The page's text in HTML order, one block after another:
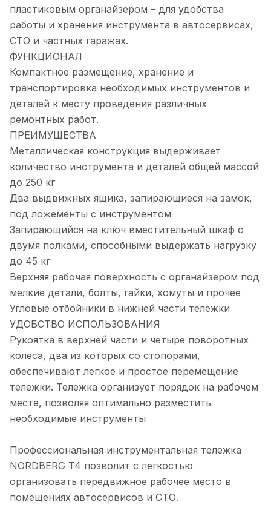
пластиковым органайзером – для удобства
работы и хранения инструмента в автосервисах,
СТО и частных гаражах.
ФУНКЦИОНАЛ
Компактное размещение, хранение и
транспортировка необходимых инструментов и
деталей к месту проведения различных
ремонтных работ.
ПРЕИМУЩЕСТВА
Металлическая конструкция выдерживает
количество инструмента и деталей общей массой
до 250 кг
Два выдвижных ящика, запирающиеся на замок,
под ложементы с инструментом
Запирающийся на ключ вместительный шкаф с
двумя полками, способными выдержать нагрузку
до 45 кг
Верхняя рабочая поверхность с органайзером под
мелкие детали, болты, гайки, хомуты и прочее
Угловые отбойники в нижней части тележки
УДОБСТВО ИСПОЛЬЗОВАНИЯ
Рукоятка в верхней части и четыре поворотных
колеса, два из которых со стопорами,
обеспечивают легкое и простое перемещение
тележки. Тележка организует порядок на рабочем
месте, позволяя оптимально разместить
необходимые инструменты
Профессиональная инструментальная тележка
NORDBERG T4 позволит с легкостью
организовать передвижное рабочее место в
помещениях автосервисов и СТО.